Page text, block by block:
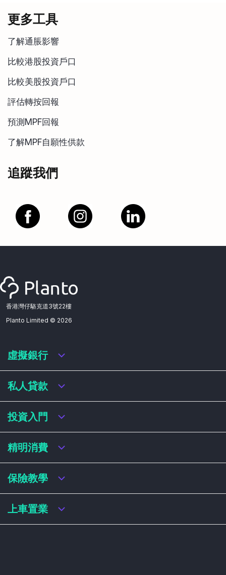
更多工具
了解通脹影響
比較港股投資戶口
比較美股投資戶口
評估轉按回報
預測MPF回報
了解MPF自願性供款
追蹤我們
香港灣仔駱克道3號22樓
Planto Limited © 2026
虛擬銀行
虛擬銀行迎新優惠
虛擬銀行存款利率比較
虛擬銀行銀扣賬卡 / 信用卡
虛擬銀行貸款
私人貸款
私人貸款年利率比較
網上即批貸款
結餘轉戶
稅務貸款
財務公司貸款
投資入門
港股戶口收費及迎新優惠
基金平台比較
買加密貨幣教學
精明消費
網購信用卡
飛行里數信用卡
學生信用卡
保險教學
買保險基本概念
上車置業